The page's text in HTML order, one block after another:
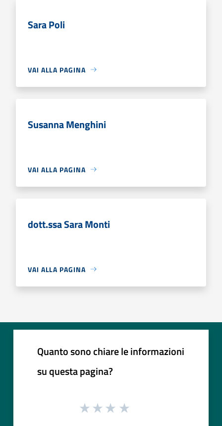
Sara Poli
VAI ALLA PAGINA
Susanna Menghini
VAI ALLA PAGINA
dott.ssa Sara Monti
VAI ALLA PAGINA
Quanto sono chiare le informazioni
su questa pagina?